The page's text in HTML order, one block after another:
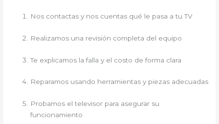
Nos contactas y nos cuentas qué le pasa a tu TV
Realizamos una revisión completa del equipo
Te explicamos la falla y el costo de forma clara
Reparamos usando herramientas y piezas adecuadas
Probamos el televisor para asegurar su
funcionamiento